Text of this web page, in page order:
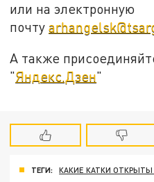
или на электронную
почту
А также
"Яндекс.Дзен"
ТЕГИ: КАКИЕ КАТКИ ОТКРЫТЫ